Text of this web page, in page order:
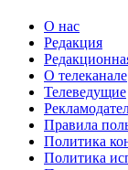
О нас
Редакция
О телеканале
Телеведущие
Правила
Политика
Политика